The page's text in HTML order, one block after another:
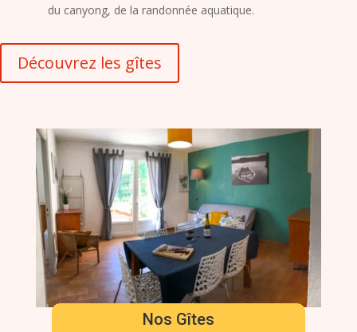
du canyong, de la randonnée aquatique.
Découvrez les gîtes
Nos Gîtes